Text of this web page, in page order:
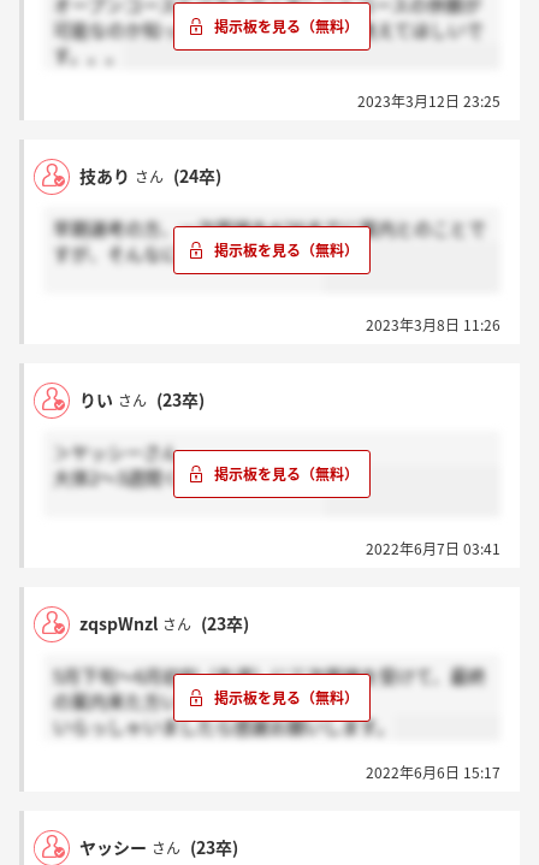
可能なのか知っている人がいたらぜひ教えてほしいで
す。。。
2023年3月12日 23:25
技あり さん (24卒)
早期選考の方、一次面接を4/30までに案内とのことで
すが、そんなに長いものですか？
2023年3月8日 11:26
りい さん (23卒)
＞ヤッシーさん
大体2～3週間くらいで来ました。
2022年6月7日 03:41
zqspWnzl さん (23卒)
5月下旬～6月初旬（先週）に三次面接を受けて、最終
の案内来た方いらっしゃいますか？
いらっしゃいましたら感謝お願いします。
2022年6月6日 15:17
ヤッシー さん (23卒)